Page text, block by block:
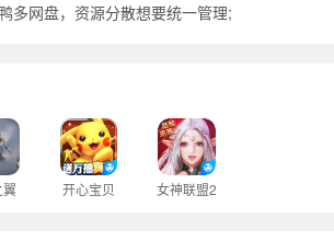
多网盘，资源分散想要统一管理;
翼 开心宝贝 女神联盟2